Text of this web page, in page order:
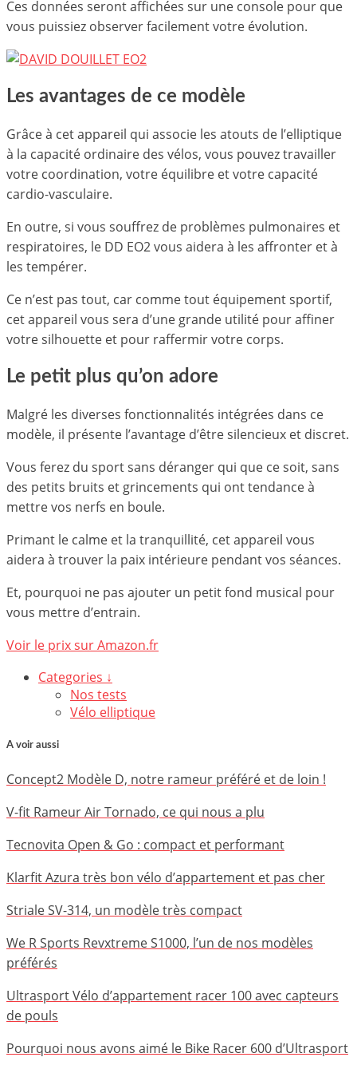
Ces données seront affichées sur une console pour que
vous puissiez observer facilement votre évolution.
Les avantages de ce modèle
Grâce à cet appareil qui associe les atouts de l’elliptique
à la capacité ordinaire des vélos, vous pouvez travailler
votre coordination, votre équilibre et votre capacité
cardio-vasculaire.
En outre, si vous souffrez de problèmes pulmonaires et
respiratoires, le DD EO2 vous aidera à les affronter et à
les tempérer.
Ce n’est pas tout, car comme tout équipement sportif,
cet appareil vous sera d’une grande utilité pour affiner
votre silhouette et pour raffermir votre corps.
Le petit plus qu’on adore
Malgré les diverses fonctionnalités intégrées dans ce
modèle, il présente l’avantage d’être silencieux et discret.
Vous ferez du sport sans déranger qui que ce soit, sans
des petits bruits et grincements qui ont tendance à
mettre vos nerfs en boule.
Primant le calme et la tranquillité, cet appareil vous
aidera à trouver la paix intérieure pendant vos séances.
Et, pourquoi ne pas ajouter un petit fond musical pour
vous mettre d’entrain.
Voir le prix sur Amazon.fr
Categories ↓
Nos tests
Vélo elliptique
A voir aussi
Concept2 Modèle D, notre rameur préféré et de loin !
V-fit Rameur Air Tornado, ce qui nous a plu
Tecnovita Open & Go : compact et performant
Klarfit Azura très bon vélo d’appartement et pas cher
Striale SV-314, un modèle très compact
We R Sports Revxtreme S1000, l’un de nos modèles
préférés
Ultrasport Vélo d’appartement racer 100 avec capteurs
de pouls
Pourquoi nous avons aimé le Bike Racer 600 d’Ultrasport